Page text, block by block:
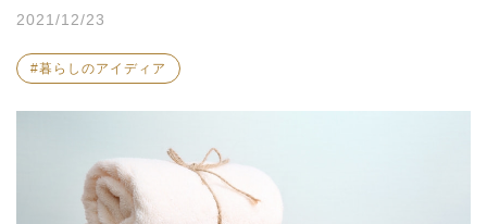
#暮らしのアイディア
2021/12/23